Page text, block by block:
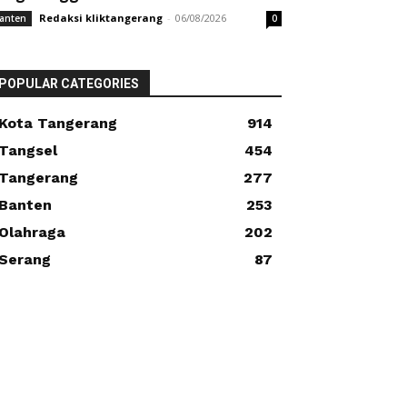
Redaksi kliktangerang - 06/08/2026 0
CATEGORIES
Tangerang
914
454
277
253
202
87